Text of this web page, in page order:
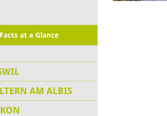
at a Glance
AM ALBIS